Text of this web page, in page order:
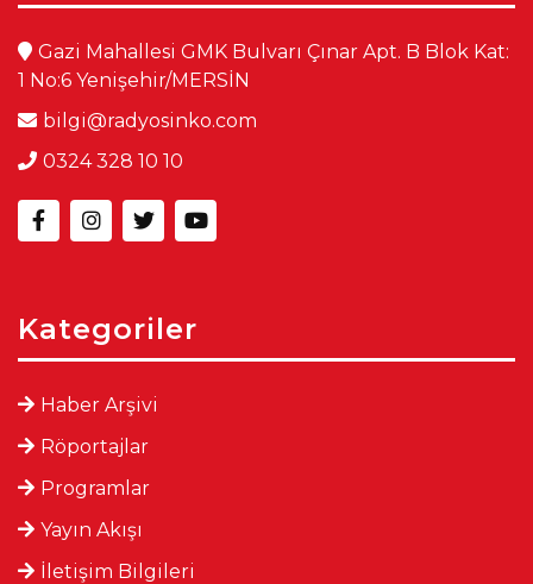
Gazi Mahallesi GMK Bulvarı Çınar Apt. B Blok Kat:
1 No:6 Yenişehir/MERSİN
bilgi@radyosinko.com
0324 328 10 10
Kategoriler
Haber Arşivi
Röportajlar
Programlar
Yayın Akışı
İletişim Bilgileri